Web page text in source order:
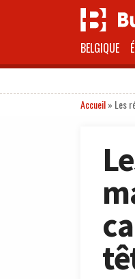
BELGIQUE
Accueil» Les